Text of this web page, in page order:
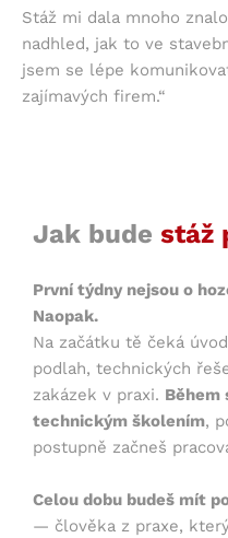
Stáž mi dala mnoho
nadhled, jak to ve
jsem se lépe
zajímavých firem.“
Jak bude stáž
První týdny nejsou o
Naopak.
Na začátku tě čeká
podlah, technických
zakázek v praxi. Během
technickým školením,
postupně začneš
Celou dobu budeš mít
— člověka z praxe,